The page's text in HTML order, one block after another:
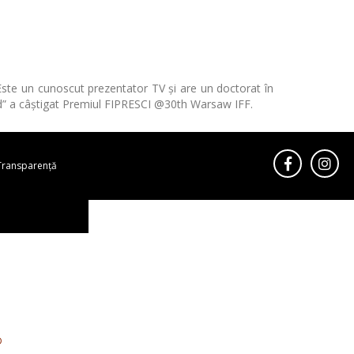
un cunoscut prezentator TV și are un doctorat în
câștigat Premiul FIPRESCI @30th Warsaw IFF.